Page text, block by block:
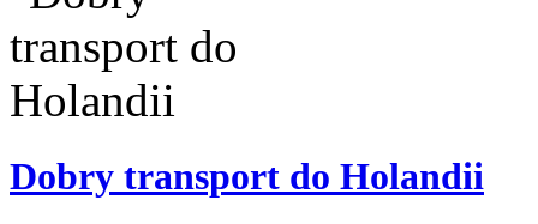
Dobry transport do Holandii